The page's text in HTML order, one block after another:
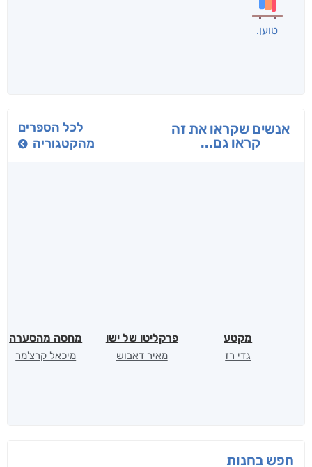
בפנוכו
חני שאטן
תרדמת
א. פ.
מקטע